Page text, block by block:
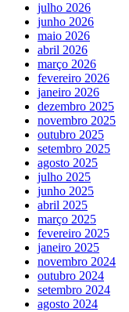
julho 2026
junho 2026
maio 2026
abril 2026
março 2026
fevereiro 2026
janeiro 2026
dezembro 2025
novembro 2025
outubro 2025
setembro 2025
agosto 2025
julho 2025
junho 2025
abril 2025
março 2025
fevereiro 2025
janeiro 2025
novembro 2024
outubro 2024
setembro 2024
agosto 2024